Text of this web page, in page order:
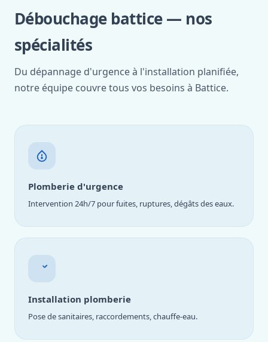
Débouchage battice — nos
spécialités
Du dépannage d'urgence à l'installation planifiée,
notre équipe couvre tous vos besoins à Battice.
Plomberie d'urgence
Intervention 24h/7 pour fuites, ruptures, dégâts des eaux.
Installation plomberie
Pose de sanitaires, raccordements, chauffe-eau.